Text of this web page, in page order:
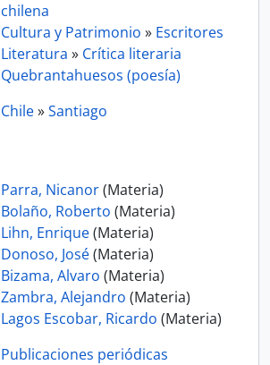
chilena
Cultura y Patrimonio » Escritores
Literatura » Crítica literaria
Quebrantahuesos (poesía)
Chile»Santiago
Parra, Nicanor(Materia)
Bolaño, Roberto (Materia)
Lihn, Enrique(Materia)
Donoso, José(Materia)
Bizama, Alvaro (Materia)
Zambra, Alejandro (Materia)
Lagos Escobar, Ricardo (Materia)
Publicaciones periódicas